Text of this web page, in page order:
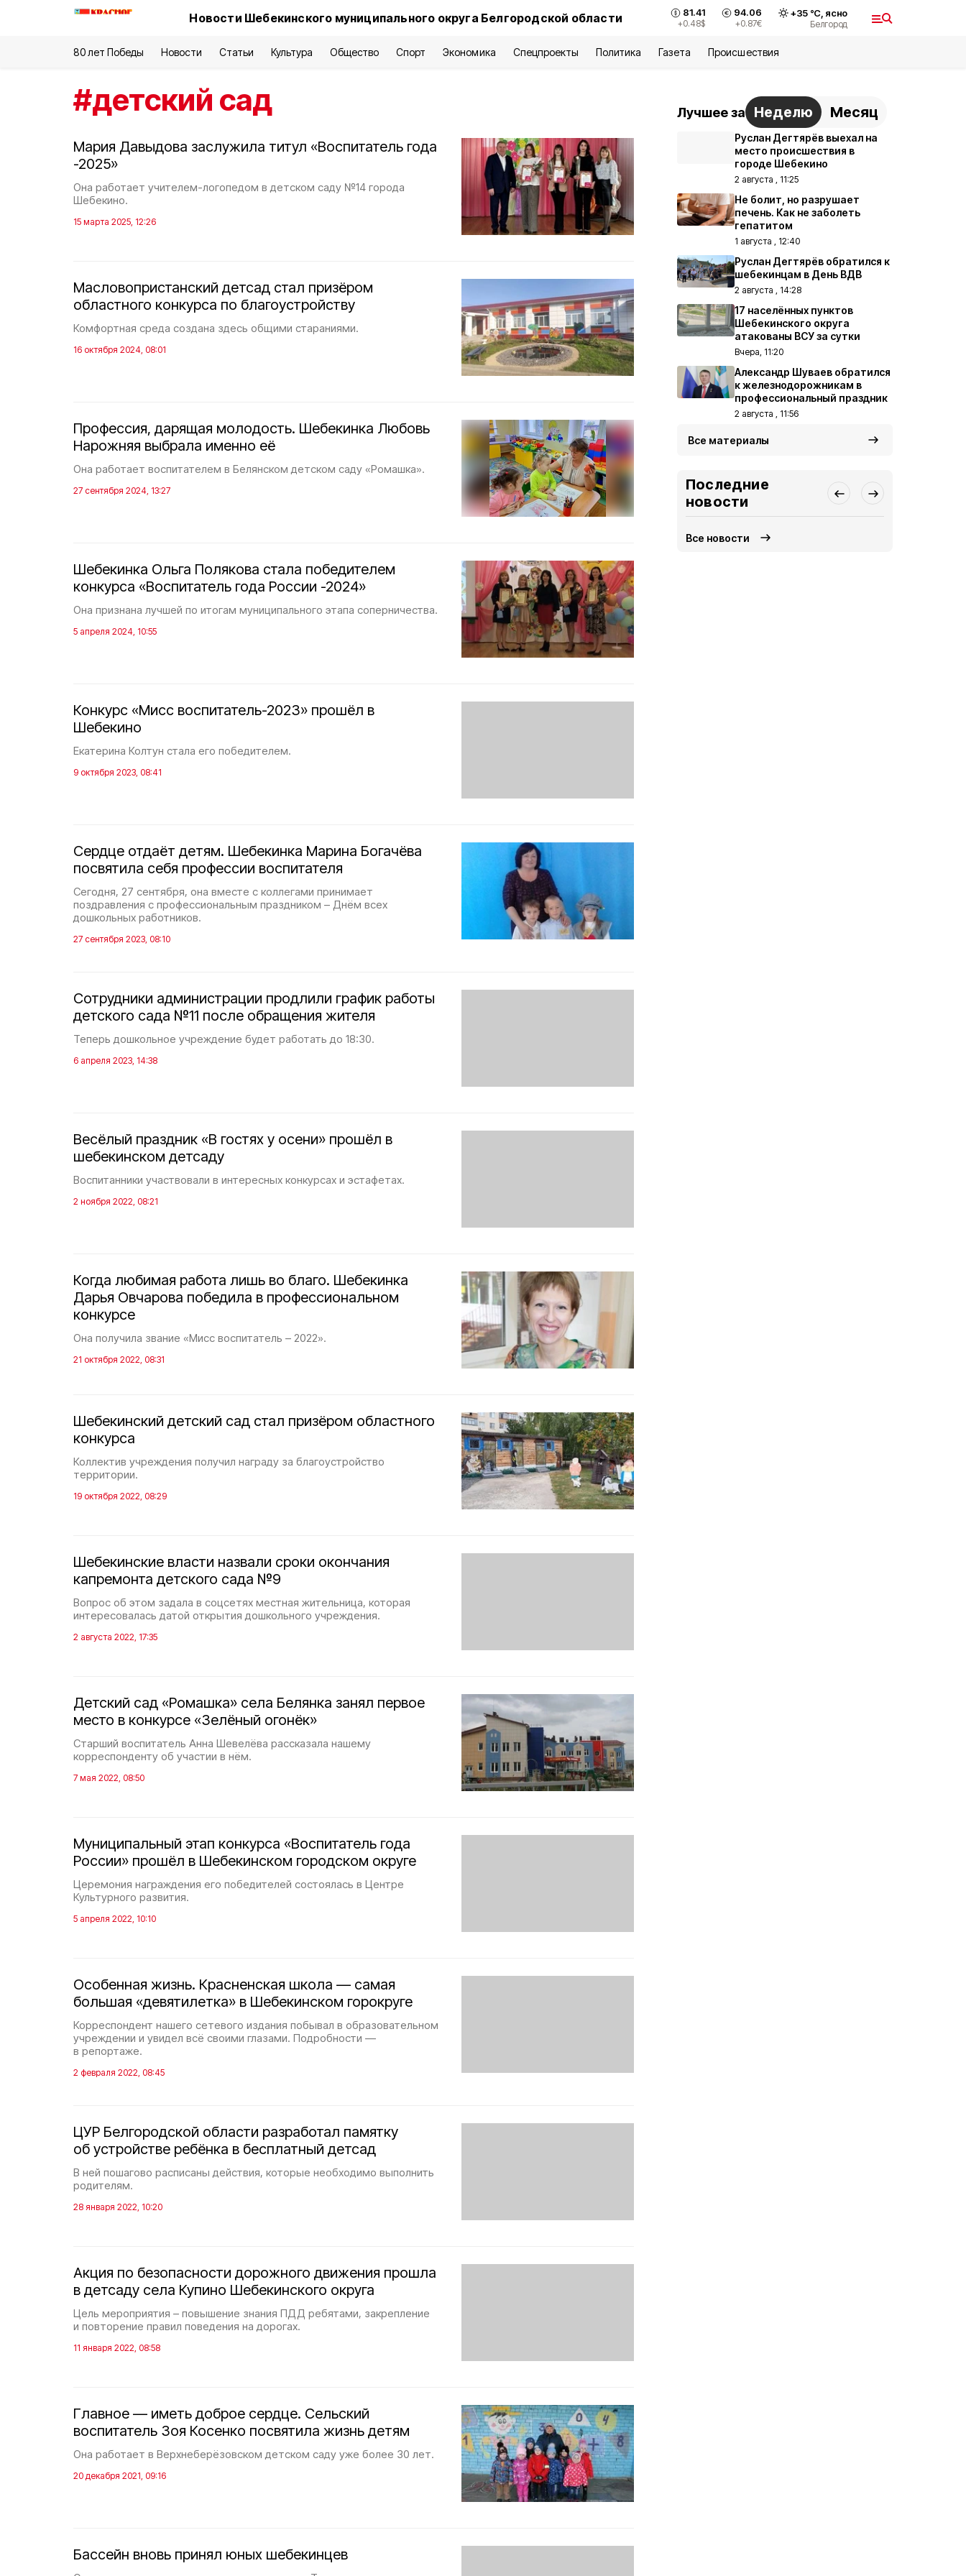
Новости Шебекинского муниципального округа Белгородской области 81.41
+0.48$
94.06
+0.87€
+35°С, ясно
Белгород
80 лет Победы Новости Статьи Культура Общество Спорт Экономика Спецпроекты Политика Газета Происшествия
#детский сад
Мария Давыдова заслужила титул «Воспитатель года
-2025»
Она работает учителем-логопедом в детском саду №14 города
Шебекино.
15 марта 2025, 12:26
Масловопристанский детсад стал призёром
областного конкурса по благоустройству
Комфортная среда создана здесь общими стараниями.
16 октября 2024, 08:01
Профессия, дарящая молодость. Шебекинка Любовь
Нарожняя выбрала именно её
Она работает воспитателем в Белянском детском саду «Ромашка».
27 сентября 2024, 13:27
Шебекинка Ольга Полякова стала победителем
конкурса «Воспитатель года России -2024»
Она признана лучшей по итогам муниципального этапа соперничества.
5 апреля 2024, 10:55
Конкурс «Мисс воспитатель-2023» прошёл в
Шебекино
Екатерина Колтун стала его победителем.
9 октября 2023, 08:41
Сердце отдаёт детям. Шебекинка Марина Богачёва
посвятила себя профессии воспитателя
Сегодня, 27 сентября, она вместе с коллегами принимает
поздравления с профессиональным праздником – Днём всех
дошкольных работников.
27 сентября 2023, 08:10
Сотрудники администрации продлили график работы
детского сада №11 после обращения жителя
Теперь дошкольное учреждение будет работать до 18:30.
6 апреля 2023, 14:38
Весёлый праздник «В гостях у осени» прошёл в
шебекинском детсаду
Воспитанники участвовали в интересных конкурсах и эстафетах.
2 ноября 2022, 08:21
Когда любимая работа лишь во благо. Шебекинка
Дарья Овчарова победила в профессиональном
конкурсе
Она получила звание «Мисс воспитатель – 2022».
21 октября 2022, 08:31
Шебекинский детский сад стал призёром областного
конкурса
Коллектив учреждения получил награду за благоустройство
территории.
19 октября 2022, 08:29
Шебекинские власти назвали сроки окончания
капремонта детского сада №9
Вопрос об этом задала в соцсетях местная жительница, которая
интересовалась датой открытия дошкольного учреждения.
2 августа 2022, 17:35
Детский сад «Ромашка» села Белянка занял первое
место в конкурсе «Зелёный огонёк»
Старший воспитатель Анна Шевелёва рассказала нашему
корреспонденту об участии в нём.
7 мая 2022, 08:50
Муниципальный этап конкурса «Воспитатель года
России» прошёл в Шебекинском городском округе
Церемония награждения его победителей состоялась в Центре
Культурного развития.
5 апреля 2022, 10:10
Особенная жизнь. Красненская школа — самая
большая «девятилетка» в Шебекинском горокруге
Корреспондент нашего сетевого издания побывал в образовательном
учреждении и увидел всё своими глазами. Подробности —
в репортаже.
2 февраля 2022, 08:45
ЦУР Белгородской области разработал памятку
об устройстве ребёнка в бесплатный детсад
В ней пошагово расписаны действия, которые необходимо выполнить
родителям.
28 января 2022, 10:20
Акция по безопасности дорожного движения прошла
в детсаду села Купино Шебекинского округа
Цель мероприятия – повышение знания ПДД ребятами, закрепление
и повторение правил поведения на дорогах.
11 января 2022, 08:58
Главное — иметь доброе сердце. Сельский
воспитатель Зоя Косенко посвятила жизнь детям
Она работает в Верхнеберёзовском детском саду уже более 30 лет.
20 декабря 2021, 09:16
Бассейн вновь принял юных шебекинцев
Лучшее за Неделю Месяц
Руслан Дегтярёв выехал на
место происшествия в
городе Шебекино
2 августа , 11:25
Не болит, но разрушает
печень. Как не заболеть
гепатитом
1 августа , 12:40
Руслан Дегтярёв обратился к
шебекинцам в День ВДВ
2 августа , 14:28
17 населённых пунктов
Шебекинского округа
атакованы ВСУ за сутки
Вчера, 11:20
Александр Шуваев обратился
к железнодорожникам в
профессиональный праздник
2 августа , 11:56
Все материалы
Последние
новости
Все новости